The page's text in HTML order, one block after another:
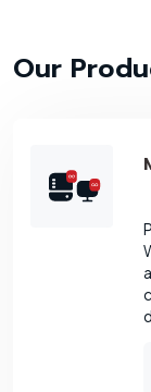
Our